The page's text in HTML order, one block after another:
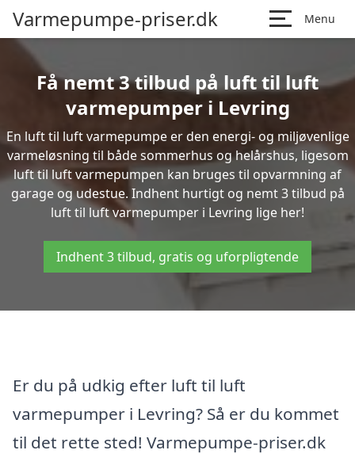
Varmepumpe-priser.dk Menu
Få nemt 3 tilbud på luft til luft
varmepumper i Levring
En luft til luft varmepumpe er den energi- og miljøvenlige
varmeløsning til både sommerhus og helårshus, ligesom
luft til luft varmepumpen kan bruges til opvarmning af
garage og udestue. Indhent hurtigt og nemt 3 tilbud på
luft til luft varmepumper i Levring lige her!
Indhent 3 tilbud, gratis og uforpligtende
Er du på udkig efter luft til luft
varmepumper i Levring? Så er du kommet
til det rette sted! Varmepumpe-priser.dk